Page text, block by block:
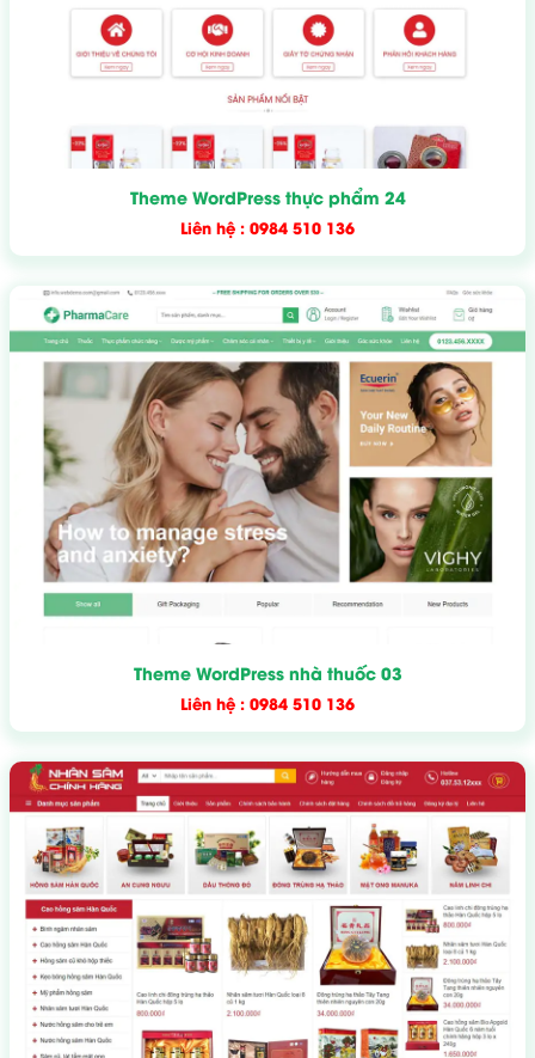
Theme WordPress thực phẩm 24
Liên hệ : 0984 510 136
Theme WordPress nhà thuốc 03
Liên hệ : 0984 510 136